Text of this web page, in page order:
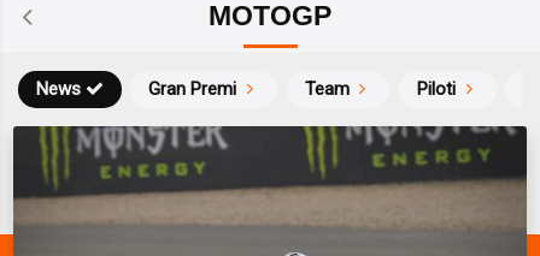
MOTOGP
News Gran Premi Team Piloti